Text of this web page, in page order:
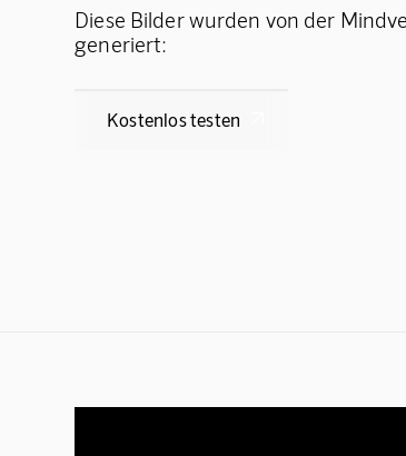
Diese Bilder wurden von der
generiert:
Kostenlos testen